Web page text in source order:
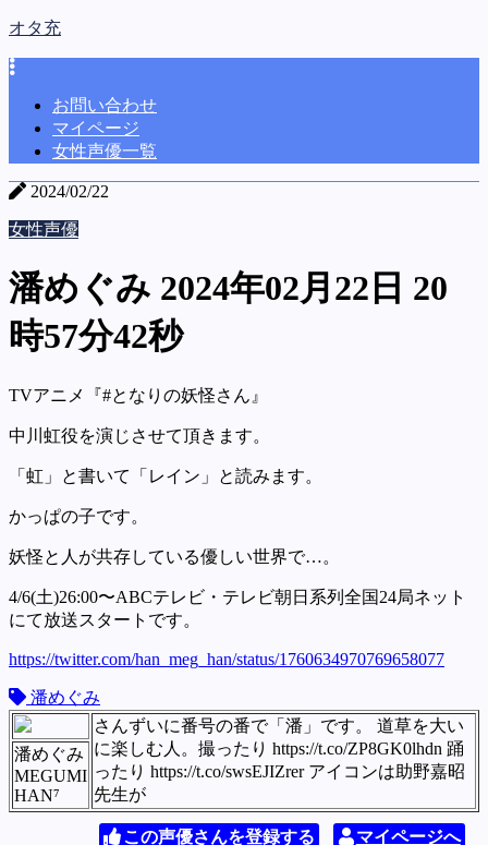
オタ充
お問い合わせ
マイページ
女性声優一覧
2024/02/22
女性声優
潘めぐみ 2024年02月22日 20
時57分42秒
TVアニメ『#となりの妖怪さん』
中川虹役を演じさせて頂きます。
「虹」と書いて「レイン」と読みます。
かっぱの子です。
妖怪と人が共存している優しい世界で…。
4/6(土)26:00〜ABCテレビ・テレビ朝日系列全国24局ネット
にて放送スタートです。
https://twitter.com/han_meg_han/status/1760634970769658077
潘めぐみ
さんずいに番号の番で「潘」です。 道草を大い
に楽しむ人。撮ったり https://t.co/ZP8GK0lhdn 踊
ったり https://t.co/swsEJIZrer アイコンは助野嘉昭
先生が
潘めぐみ
MEGUMI
HAN⁷
この声優さんを登録する マイページへ